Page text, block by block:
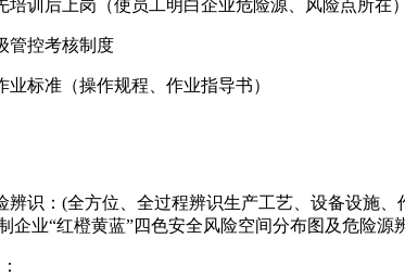
培训后上岗（使员工明白企业危险源、风险点所在）
管控考核制度
业标准（操作规程、作业指导书）
辨识：(全方位、全过程辨识生产工艺、设备设施
企业“红橙黄蓝”四色安全风险空间分布图及危险源